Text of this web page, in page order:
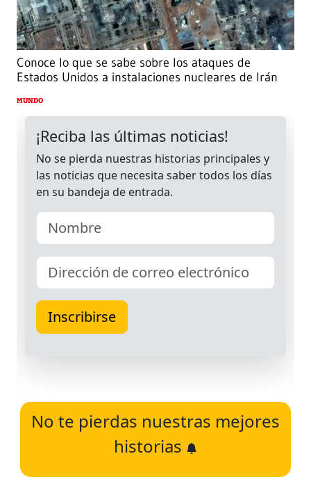
Conoce lo que se sabe sobre los ataques de
Estados Unidos a instalaciones nucleares de Irán
MUNDO
No te pierdas nuestras mejores
historias